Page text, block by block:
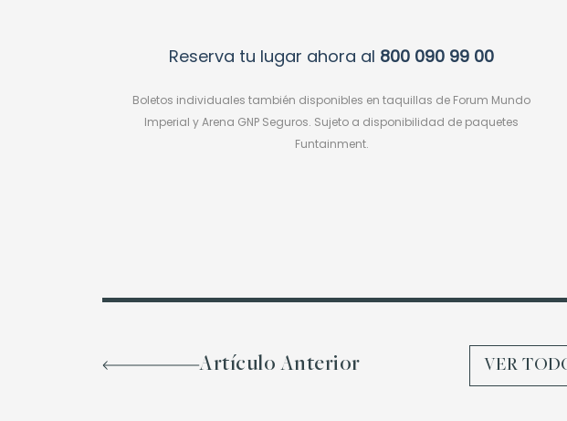
Reserva tu lugar ahora al 800 090 99 00
Boletos individuales también disponibles en taquillas de Forum Mundo
Imperial y Arena GNP Seguros. Sujeto a disponibilidad de paquetes
Funtainment.
Artículo Anterior VER